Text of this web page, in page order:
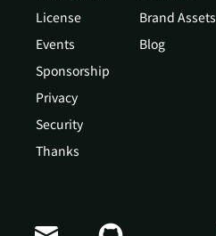
License
Events
Sponsorship
Privacy
Security
Thanks
Brand Assets
Blog